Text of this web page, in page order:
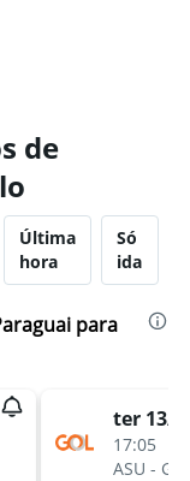
de
Última
hora
Só
ida
para
ter 13/
17:05
ASU -